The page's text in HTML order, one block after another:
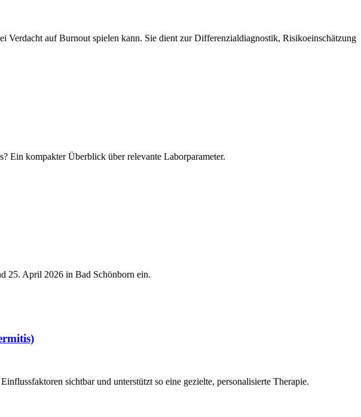
auf Burnout spielen kann. Sie dient zur Differenzialdiagnostik, Risikoeinschätzung
Ein kompakter Überblick über relevante Laborparameter.
25. April 2026 in Bad Schönborn ein.
sichtbar und unterstützt so eine gezielte, personalisierte Therapie.